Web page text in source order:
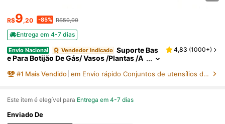
R$9,20 -85% R$59,90
Entrega em 4-7 dias
Envio Nacional Vendedor Indicado Suporte Bas
e Para Botijão De Gás/ Vasos /Plantas /A
4,83 (1000+)
#1 Mais Vendido em Envio rápido Conjuntos de utensílios de cozinha
Este item é elegível para Entrega em 4-7 dias
Enviado De